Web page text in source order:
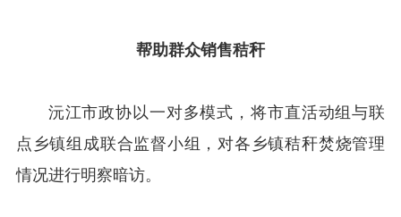
帮助群众销售秸秆
沅江市政协以一对多模式，将市直活动组与联
点乡镇组成联合监督小组，对各乡镇秸秆焚烧管理
情况进行明察暗访。